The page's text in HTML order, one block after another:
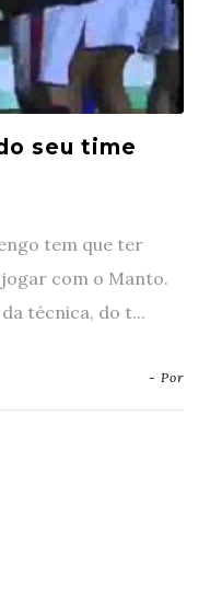
seu time
tem que ter
com o Manto.
técnica, do t...
- Por